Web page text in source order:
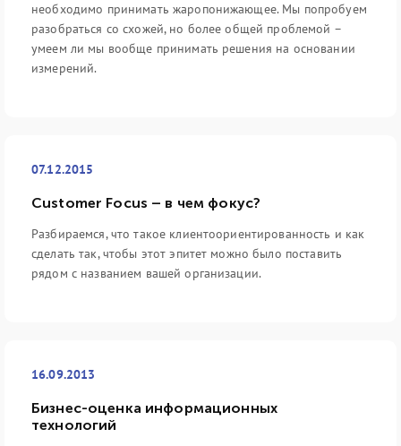
необходимо принимать жаропонижающее. Мы попробуем
разобраться со схожей, но более общей проблемой –
умеем ли мы вообще принимать решения на основании
измерений.
07.12.2015
Customer Focus – в чем фокус?
Разбираемся, что такое клиентоориентированность и как
сделать так, чтобы этот эпитет можно было поставить
рядом с названием вашей организации.
16.09.2013
Бизнес-оценка информационных
технологий